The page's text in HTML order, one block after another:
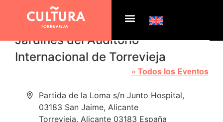
Jardines del Auditorio
Internacional de Torrevieja
« Todos los Eventos
Dirección
Partida de la Loma s/n Junto Hospital,
03183 San Jaime, Alicante
Torrevieja, Alicante 03183 España